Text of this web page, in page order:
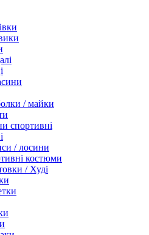
/ майки
спортивні
/ лосини
костюми
/ Худі